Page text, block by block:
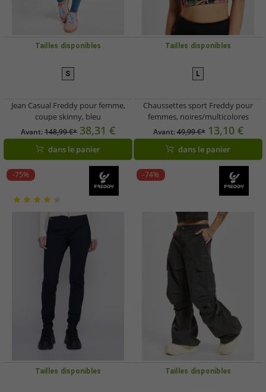
Tailles disponibles
S
Jean Casual Freddy pour femme,
coupe skinny, bleu
Avant:148,99 €* 38,31 €
dans le panier
Tailles disponibles
L
Chaussettes sport Freddy pour
femmes, noires/multicolores
Avant:49,99 €* 13,10 €
dans le panier
-75%
Tailles disponibles
-74%
Tailles disponibles